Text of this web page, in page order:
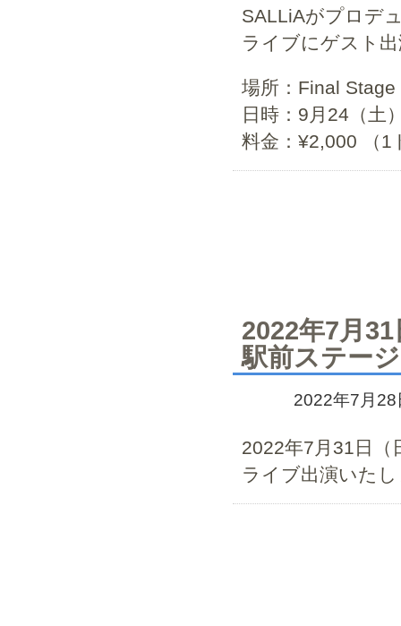
SALLiAがプロデ
ライブにゲスト
場所：Final
日時：9月24（土
料金：¥2,000 （1
2022年7月
駅前ステー
2022年7月
2022年7月31日（
ライブ出演いた